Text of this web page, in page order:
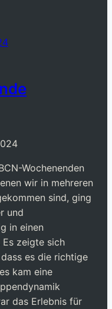
Wochenenden
wir in mehreren
sind, ging
und
in einen
Es zeigte sich
es die richtige
kam eine
das Erlebnis für